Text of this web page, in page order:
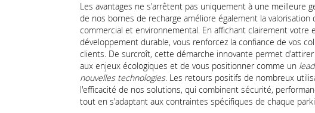
Les avantages ne s'arrêtent pas uniquement à une meilleure
de nos bornes de recharge améliore également la
commercial et environnemental. En affichant clairement votre
développement durable, vous renforcez la confiance de vos
clients. De surcroît, cette démarche innovante permet
aux enjeux écologiques et de vous positionner comme un
nouvelles technologies. Les retours positifs de nombreux
l'efficacité de nos solutions, qui combinent sécurité,
tout en s'adaptant aux contraintes spécifiques de chaque